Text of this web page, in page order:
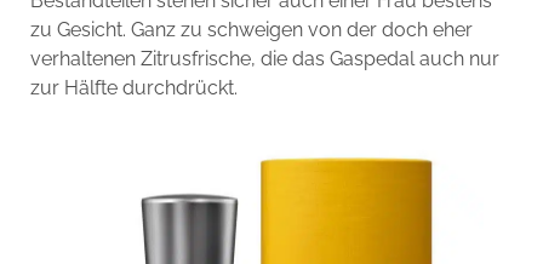
zu Gesicht. Ganz zu schweigen von der doch eher
verhaltenen Zitrusfrische, die das Gaspedal auch nur
zur Hälfte durchdrückt.